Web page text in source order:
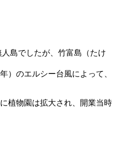
島でしたが、竹富島（たけ
）のエルシー台風によって、
植物園は拡大され、開業当時